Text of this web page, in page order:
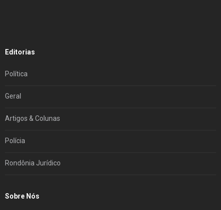
Editorias
Política
Geral
Artigos & Colunas
Polícia
Rondônia Jurídico
Sobre Nós